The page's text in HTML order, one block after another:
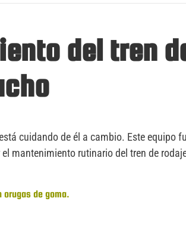
del tren
cuidando de él a cambio. Este equipo
mantenimiento rutinario del tren de
de goma.